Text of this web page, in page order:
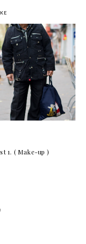
se - Ali
1. ( Make-up )